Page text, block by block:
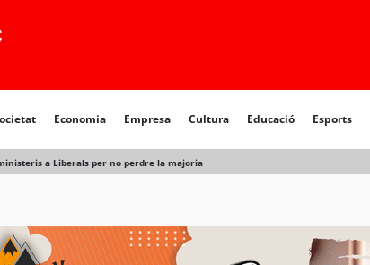
Economia Empresa Cultura Educació Esports
a Liberals per no perdre la majoria